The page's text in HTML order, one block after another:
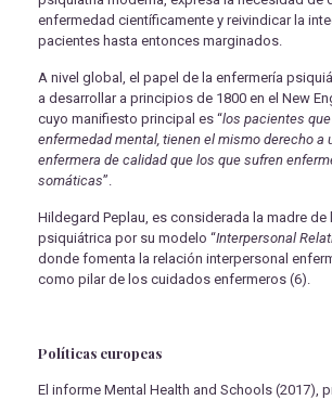
enfermedad científicamente y reivindicar la
pacientes hasta entonces marginados.
A nivel global, el papel de la enfermería
a desarrollar a principios de 1800 en el New
cuyo manifiesto principal es “los pacientes
enfermedad mental, tienen el mismo derecho a
enfermera de calidad que los que sufren
somáticas”.
Hildegard Peplau, es considerada la madre de
psiquiátrica por su modelo “Interpersonal
donde fomenta la relación interpersonal
como pilar de los cuidados enfermeros (6).
Políticas europeas
El informe Mental Health and Schools (2017),